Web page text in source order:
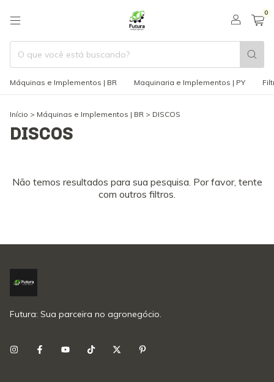
0
Máquinas e Implementos | BR Maquinaria e Implementos | PY
Início > Máquinas e Implementos | BR > DISCOS
DISCOS
Não temos resultados para sua pesquisa. Por favor, tente
com outros filtros.
Futura: Sua parceira no agronegócio.